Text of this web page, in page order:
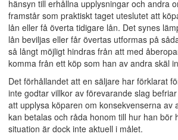
hänsyn till erhållna upplysningar och andra
framstår som praktiskt taget uteslutet att
lån eller få överta tidigare lån. Det synes
lån beviljas eller får övertas utformas på
så långt möjligt hindras från att med
komma från ett köp som han av andra skäl
Det förhållandet att en säljare har förklarat
inte godtar villkor av förevarande slag
att upplysa köparen om konsekvenserna av
kan betalas och råda honom till hur han bör
situation är dock inte aktuell i målet.